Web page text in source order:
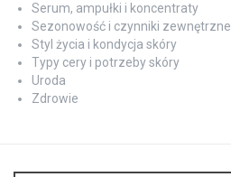
Serum, ampułki i koncentraty
Sezonowość i czynniki zewnętrzne
Styl życia i kondycja skóry
Typy cery i potrzeby skóry
Uroda
Zdrowie